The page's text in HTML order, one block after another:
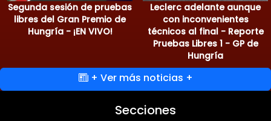
Segunda sesión de pruebas
libres del Gran Premio de
Hungría - ¡EN VIVO!
Leclerc adelante aunque
con inconvenientes
técnicos al final - Reporte
Pruebas Libres 1 - GP de
Hungría
+ Ver más noticias +
Secciones